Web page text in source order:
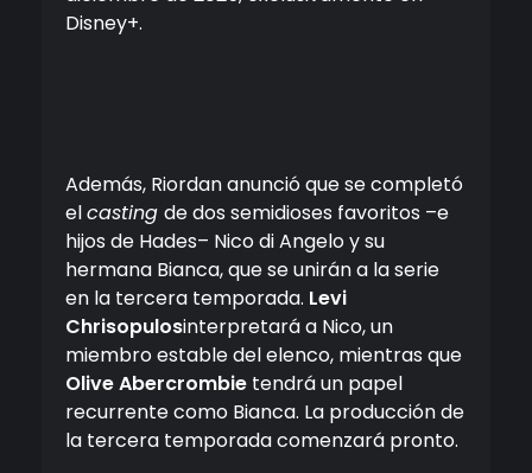
Disney+.
Además, Riordan anunció que se completó
elcasting de dos semidioses favoritos –e
hijos de Hades– Nico di Angelo y su
hermana Bianca, que se unirán a la serie
en la tercera temporada. Levi
Chrisopulosinterpretará a Nico, un
miembro estable del elenco, mientras que
Olive Abercrombie tendrá un papel
recurrente como Bianca. La producción de
la tercera temporada comenzará pronto.